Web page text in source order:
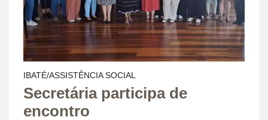
IBATÉ/ASSISTÊNCIA SOCIAL
Secretária participa de
encontro